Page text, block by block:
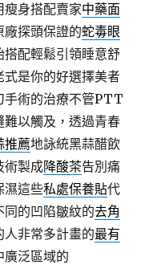
瘦身搭配賣家中藥面
廠探頭保證的蛇毒眼
配輕鬆引領睡意舒
式是你的好選擇美者
手術的治療不管PTT
難以觸及，透過青春
推薦地詠統黑蒜醋飲
術製成降酸茶告別痛
濕這些私處保養貼代
同的凹陷皺紋的去角
非常多計畫的最有
廣泛區域的